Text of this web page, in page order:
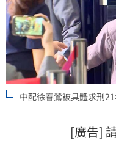
中配徐春鶯被具體求刑
[廣告]